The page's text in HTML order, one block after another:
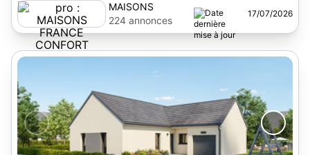
MAISONS
FRANCE
CONFORT
224 annonces
17/07/2026